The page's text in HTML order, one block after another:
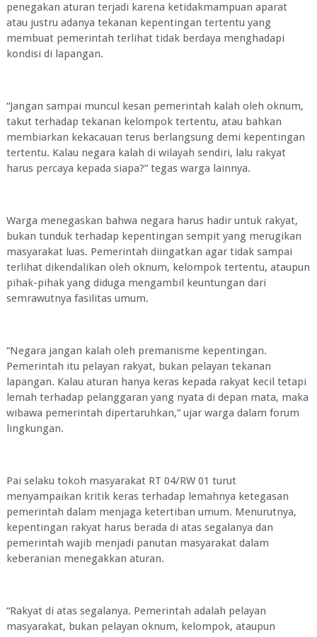
penegakan aturan terjadi karena ketidakmampuan aparat
atau justru adanya tekanan kepentingan tertentu yang
membuat pemerintah terlihat tidak berdaya menghadapi
kondisi di lapangan.
“Jangan sampai muncul kesan pemerintah kalah oleh oknum,
takut terhadap tekanan kelompok tertentu, atau bahkan
membiarkan kekacauan terus berlangsung demi kepentingan
tertentu. Kalau negara kalah di wilayah sendiri, lalu rakyat
harus percaya kepada siapa?” tegas warga lainnya.
Warga menegaskan bahwa negara harus hadir untuk rakyat,
bukan tunduk terhadap kepentingan sempit yang merugikan
masyarakat luas. Pemerintah diingatkan agar tidak sampai
terlihat dikendalikan oleh oknum, kelompok tertentu, ataupun
pihak-pihak yang diduga mengambil keuntungan dari
semrawutnya fasilitas umum.
“Negara jangan kalah oleh premanisme kepentingan.
Pemerintah itu pelayan rakyat, bukan pelayan tekanan
lapangan. Kalau aturan hanya keras kepada rakyat kecil tetapi
lemah terhadap pelanggaran yang nyata di depan mata, maka
wibawa pemerintah dipertaruhkan,” ujar warga dalam forum
lingkungan.
Pai selaku tokoh masyarakat RT 04/RW 01 turut
menyampaikan kritik keras terhadap lemahnya ketegasan
pemerintah dalam menjaga ketertiban umum. Menurutnya,
kepentingan rakyat harus berada di atas segalanya dan
pemerintah wajib menjadi panutan masyarakat dalam
keberanian menegakkan aturan.
“Rakyat di atas segalanya. Pemerintah adalah pelayan
masyarakat, bukan pelayan oknum, kelompok, ataupun